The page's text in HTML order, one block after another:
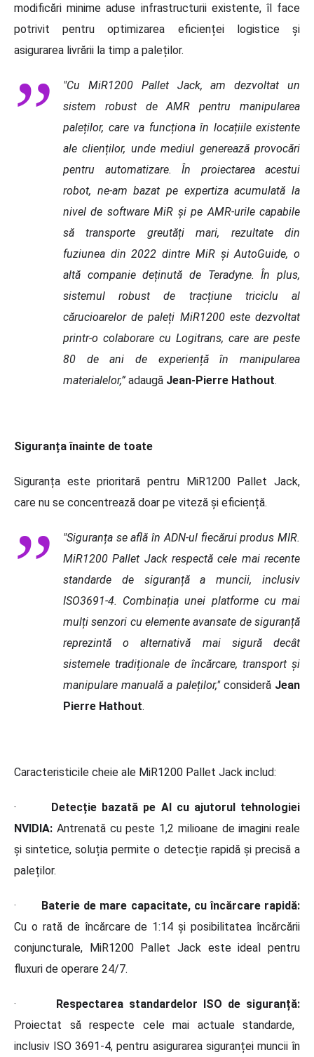
modificări minime aduse infrastructurii existente, îl face
potrivit pentru optimizarea eficienței logistice și
asigurarea livrării la timp a paleților.
"Cu MiR1200 Pallet Jack, am dezvoltat un
sistem robust de AMR pentru manipularea
paleților, care va funcționa în locațiile existente
ale clienților, unde mediul generează provocări
pentru automatizare. În proiectarea acestui
robot, ne-am bazat pe expertiza acumulată la
nivel de software MiR și pe AMR-urile capabile
să transporte greutăți mari, rezultate din
fuziunea din 2022 dintre MiR și AutoGuide, o
altă companie deținută de Teradyne. În plus,
sistemul robust de tracțiune triciclu al
cărucioarelor de paleți MiR1200 este dezvoltat
printr-o colaborare cu Logitrans, care are peste
80 de ani de experiență în manipularea
materialelor,” adaugă Jean-Pierre Hathout.
Siguranța înainte de toate
Siguranța este prioritară pentru MiR1200 Pallet Jack,
care nu se concentrează doar pe viteză și eficiență.
"Siguranța se află în ADN-ul fiecărui produs MIR.
MiR1200 Pallet Jack respectă cele mai recente
standarde de siguranță a muncii, inclusiv
ISO3691-4. Combinația unei platforme cu mai
mulți senzori cu elemente avansate de siguranță
reprezintăo alternativă mai sigură decât
sistemele tradiționale de încărcare, transport și
manipulare manuală a paleților,"considerăJean
Pierre Hathout.
Caracteristicile cheie ale MiR1200 Pallet Jack includ:
·
Detecție bazată pe AI cu ajutorul tehnologiei
NVIDIA: Antrenată cu peste 1,2 milioane de imagini reale
și sintetice, soluția permite o detecție rapidă și precisă a
paleților.
·
Baterie de mare capacitate, cu încărcare rapidă:
Cu o rată de încărcare de 1:14 și posibilitatea încărcării
conjuncturale, MiR1200 Pallet Jack este ideal pentru
fluxuri de operare 24/7.
·
Respectarea standardelor ISO de siguranță:
Proiectat să respecte cele mai actuale standarde,
inclusiv ISO 3691-4, pentru asigurarea siguranței muncii în